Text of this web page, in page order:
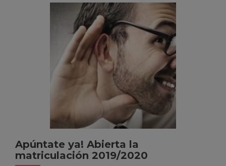
Apúntate ya! Abierta la
matriculación 2019/2020